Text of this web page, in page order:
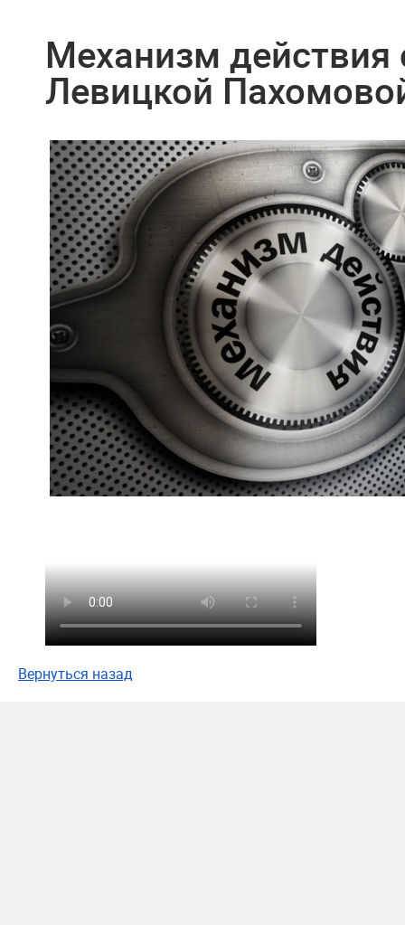
Механизм действия
Левицкой
Вернуться назад